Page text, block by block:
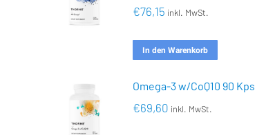
€76,15 inkl. MwSt.
In den Warenkorb
Omega-3 w/CoQ10 90 Kps
€69,60 inkl. MwSt.